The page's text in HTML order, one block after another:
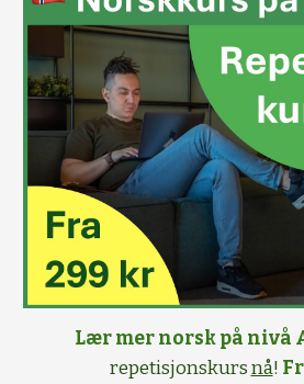
Lær mer norsk på nivå
repetisjonskursnå!